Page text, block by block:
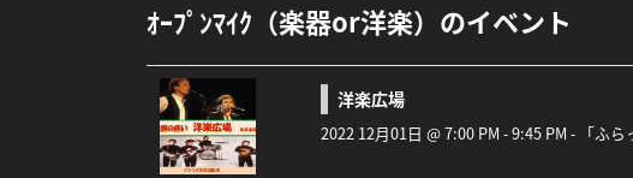
ｵｰﾌﾟﾝﾏｲｸ（楽器or洋楽）のイベント
洋楽広場
2022 12月01日 @ 7:00 PM - 9:45 PM - 「ふ